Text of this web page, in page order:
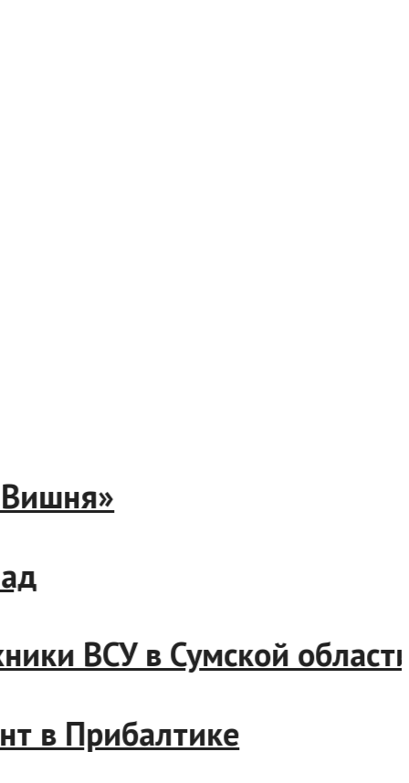
ВСУ в Сумской
в Прибалтике